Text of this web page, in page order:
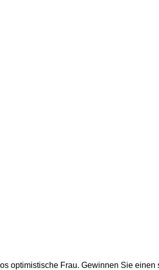
optimistische Frau. Gewinnen Sie